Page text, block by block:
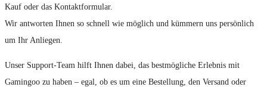
Kauf oder das Kontaktformular.
Wir antworten Ihnen so schnell wie möglich und kümmern uns persönlich
um Ihr Anliegen.
Unser Support-Team hilft Ihnen dabei, das bestmögliche Erlebnis mit
Gamingoo zu haben – egal, ob es um eine Bestellung, den Versand oder